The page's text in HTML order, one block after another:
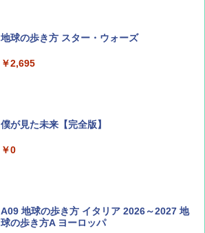
ディズニーファン ２０２６年 ９月号 [雑
山と溪谷 2026年8月号「南アルプス大全」
￥1,540
Coyote No.89 特集 星野道夫 夢見る旅
地球の歩き方 スター・ウォーズ
￥2,695
僕が見た未来【完全版】
￥0
A09 地球の歩き方 イタリア 2026～2027 地
球の歩き方A ヨーロッパ